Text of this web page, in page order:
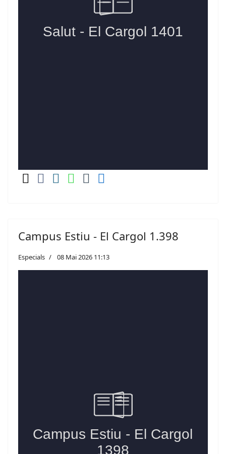
Campus Estiu - El Cargol 1.398
Especials 08 Mai 2026 11:13